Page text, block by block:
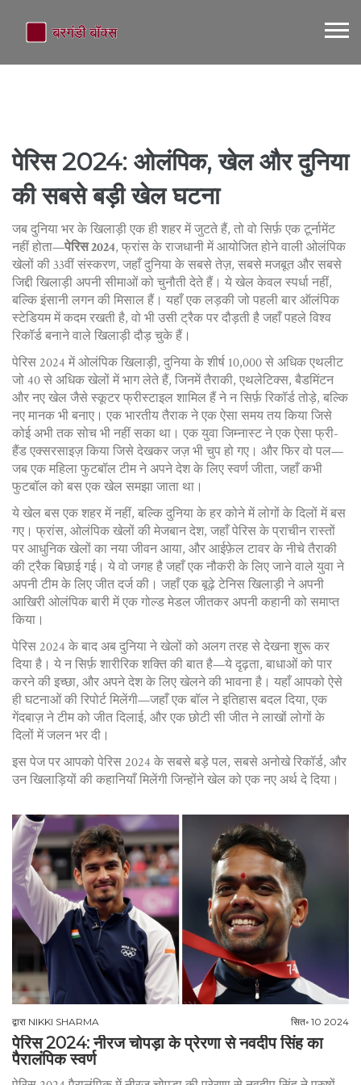
पेरिस 2024: ओलंपिक, खेल और दुनिया
की सबसे बड़ी खेल घटना
जब दुनिया भर के खिलाड़ी एक ही शहर में जुटते हैं, तो वो सिर्फ़ एक टूर्नामेंट
नहीं होता—पेरिस 2024, फ्रांस के राजधानी में आयोजित होने वाली ओलंपिक
खेलों की 33वीं संस्करण, जहाँ दुनिया के सबसे तेज़, सबसे मजबूत और सबसे
जिद्दी खिलाड़ी अपनी सीमाओं को चुनौती देते हैं । ये खेल केवल स्पर्धा नहीं,
बल्कि इंसानी लगन की मिसाल हैं। यहाँ एक लड़की जो पहली बार ऑलंपिक
स्टेडियम में कदम रखती है, वो भी उसी ट्रैक पर दौड़ती है जहाँ पहले विश्व
रिकॉर्ड बनाने वाले खिलाड़ी दौड़ चुके हैं।
पेरिस 2024 मेंओलंपिक खिलाड़ी, दुनिया के शीर्ष 10,000 से अधिक एथलीट
जो 40 से अधिक खेलों में भाग लेते हैं, जिनमें तैराकी, एथलेटिक्स, बैडमिंटन
और नए खेल जैसे स्कूटर फ्रीस्टाइल शामिल हैंने न सिर्फ़ रिकॉर्ड तोड़े, बल्कि
नए मानक भी बनाए। एक भारतीय तैराक ने एक ऐसा समय तय किया जिसे
कोई अभी तक सोच भी नहीं सका था। एक युवा जिम्नास्ट ने एक ऐसा फ्री-
हैंड एक्सरसाइज़ किया जिसे देखकर जज़ भी चुप हो गए। और फिर वो पल—
जब एक महिला फुटबॉल टीम ने अपने देश के लिए स्वर्ण जीता, जहाँ कभी
फुटबॉल को बस एक खेल समझा जाता था।
ये खेल बस एक शहर में नहीं, बल्कि दुनिया के हर कोने में लोगों के दिलों में बस
गए। फ्रांस, ओलंपिक खेलों की मेजबान देश, जहाँ पेरिस के प्राचीन रास्तों
पर आधुनिक खेलों का नया जीवन आया, और आईफ़ेल टावर के नीचे तैराकी
की ट्रैक बिछाई गई। ये वो जगह है जहाँ एक नौकरी के लिए जाने वाले युवा ने
अपनी टीम के लिए जीत दर्ज की। जहाँ एक बूढ़े टेनिस खिलाड़ी ने अपनी
आखिरी ओलंपिक बारी में एक गोल्ड मेडल जीतकर अपनी कहानी को समाप्त
किया।
पेरिस 2024 के बाद अब दुनिया ने खेलों को अलग तरह से देखना शुरू कर
दिया है। ये न सिर्फ़ शारीरिक शक्ति की बात है—ये दृढ़ता, बाधाओं को पार
करने की इच्छा, और अपने देश के लिए खेलने की भावना है। यहाँ आपको ऐसे
ही घटनाओं की रिपोर्ट मिलेंगी—जहाँ एक बॉल ने इतिहास बदल दिया, एक
गेंदबाज़ ने टीम को जीत दिलाई, और एक छोटी सी जीत ने लाखों लोगों के
दिलों में जलन भर दी।
इस पेज पर आपको पेरिस 2024 के सबसे बड़े पल, सबसे अनोखे रिकॉर्ड, और
उन खिलाड़ियों की कहानियाँ मिलेंगी जिन्होंने खेल को एक नए अर्थ दे दिया।
द्वारा NIKKI SHARMA सित॰ 10 2024
पेरिस 2024: नीरज चोपड़ा के प्रेरणा से नवदीप सिंह का
पैरालंपिक स्वर्ण